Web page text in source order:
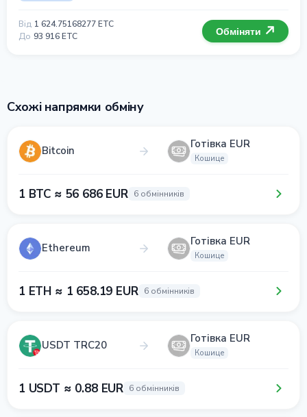
Від 1 624.75168277 ETC
До 93 916 ETC Обміняти
Схожі напрямки обміну
Bitcoin Готівка EUR
Кошице
1 BTC ≈ 56 686 EUR 6 обмінників
Ethereum Готівка EUR
Кошице
1 ETH ≈ 1 658.19 EUR 6 обмінників
USDT TRC20 Готівка EUR
Кошице
1 USDT ≈ 0.88 EUR 6 обмінників